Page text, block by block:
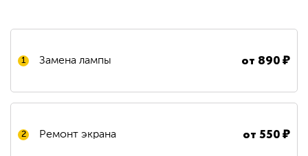
1 Замена лампы от 890₽
2 Ремонт экрана от550₽